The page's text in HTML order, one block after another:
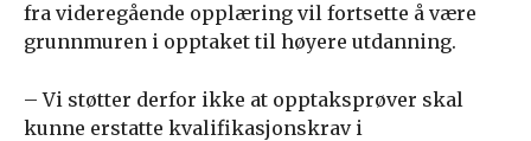
fra videregående opplæring vil fortsette å være
grunnmuren i opptaket til høyere utdanning.
– Vi støtter derfor ikke at opptaksprøver skal
kunne erstatte kvalifikasjonskrav i